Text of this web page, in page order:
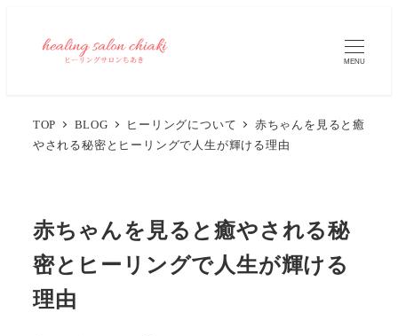
MENU
TOP BLOG ヒーリングについて
赤ちゃんを見ると癒
やされる秘密とヒーリングで人生が輝ける理由
赤ちゃんを見ると癒やされる秘
密とヒーリングで人生が輝ける
理由